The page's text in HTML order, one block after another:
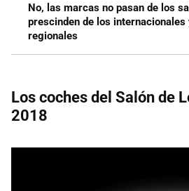
No, las marcas no pasan de los
prescinden de los
regionales
Los coches del Salón de
2018